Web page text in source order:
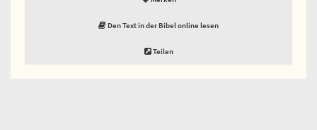
Den Text in der Bibel online lesen
Teilen